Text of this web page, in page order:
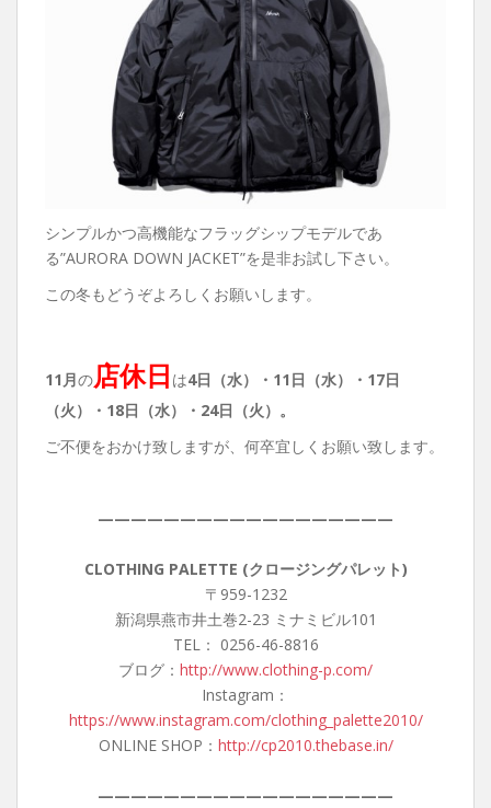
シンプルかつ高機能なフラッグシップモデルであ
る”AURORA DOWN JACKET”を是非お試し下さい。
この冬もどうぞよろしくお願いします。
11月の店休日 は4日（水）・11 日（水）・17日
（火）・18日（水）・24日（火）。
ご不便をおかけ致しますが、何卒宜しくお願い致します。
——————————————————
CLOTHING PALETTE (クロージングパレット)
〒959-1232
新潟県燕市井土巻2-23 ミナミビル101
TEL： 0256-46-8816
ブログ： http://www.clothing-p.com/
Instagram：
https://www.instagram.com/clothing_palette2010/
ONLINE SHOP： http://cp2010.thebase.in/
——————————————————